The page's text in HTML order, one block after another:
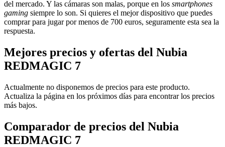
del mercado. Y las cámaras son malas, porque en los smartphones
gaming siempre lo son. Si quieres el mejor dispositivo que puedes
comprar para jugar por menos de 700 euros, seguramente esta sea la
respuesta.
Mejores precios y ofertas del Nubia
REDMAGIC 7
Actualmente no disponemos de precios para este producto.
Actualiza la página en los próximos días para encontrar los precios
más bajos.
Comparador de precios del Nubia
REDMAGIC 7